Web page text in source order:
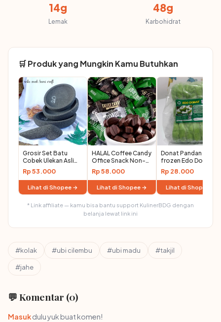
14g
Lemak
48g
Karbohidrat
🛒 Produk yang Mungkin Kamu Butuhkan
Grosir Set Batu
Cobek Ulekan Asli
20-25cm
Rp 53.000
Lihat di Shopee →
HALAL Coffee Candy
Office Snack Non-
Dairy
Rp 58.000
Lihat di Shopee →
Donat Pandan
frozen Edo Donat isi
21 pcs
Rp 28.000
Lihat di Shopee →
* Link affiliate — kamu bisa bantu support KulinerBDG dengan
belanja lewat link ini
#kolak #ubi cilembu #ubi madu #takjil
#jahe
💬 Komentar (0)
Masukdulu yuk buat komen!